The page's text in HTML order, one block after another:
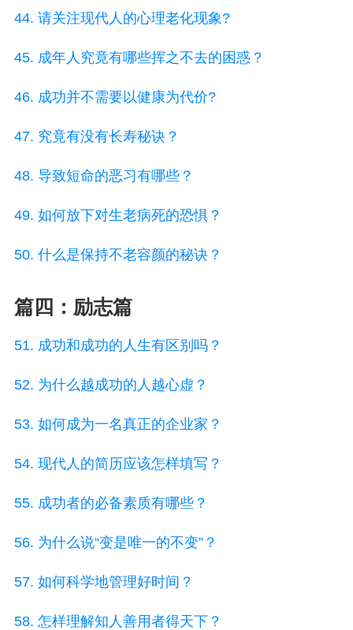
44. 请关注现代人的心理老化现象?
45. 成年人究竟有哪些挥之不去的困惑？
46. 成功并不需要以健康为代价?
47. 究竟有没有长寿秘诀？
48. 导致短命的恶习有哪些？
49. 如何放下对生老病死的恐惧？
50. 什么是保持不老容颜的秘诀？
篇四：励志篇
51. 成功和成功的人生有区别吗？
52. 为什么越成功的人越心虚？
53. 如何成为一名真正的企业家？
54. 现代人的简历应该怎样填写？
55. 成功者的必备素质有哪些？
56. 为什么说“变是唯一的不变”？
57. 如何科学地管理好时间？
58. 怎样理解知人善用者得天下？